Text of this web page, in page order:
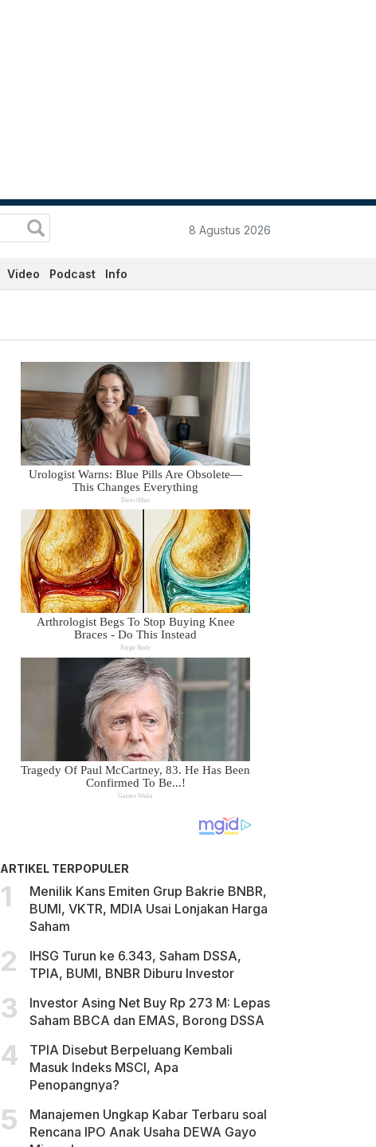
8 Agustus 2026
Video Podcast Info
ARTIKEL TERPOPULER
Menilik Kans Emiten Grup Bakrie BNBR,
BUMI, VKTR, MDIA Usai Lonjakan Harga
Saham
IHSG Turun ke 6.343, Saham DSSA,
TPIA, BUMI, BNBR Diburu Investor
Investor Asing Net Buy Rp 273 M: Lepas
Saham BBCA dan EMAS, Borong DSSA
TPIA Disebut Berpeluang Kembali
Masuk Indeks MSCI, Apa
Penopangnya?
Manajemen Ungkap Kabar Terbaru soal
Rencana IPO Anak Usaha DEWA Gayo